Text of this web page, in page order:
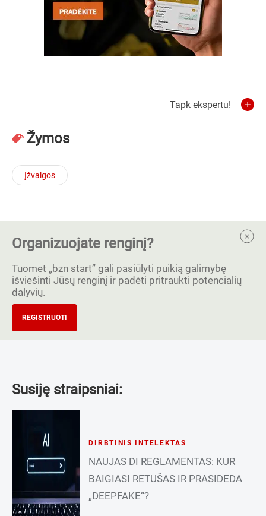
Tapk ekspertu!
Žymos
Įžvalgos
Organizuojate renginį?
Tuomet „bzn start” gali pasiūlyti puikią galimybę
išviešinti Jūsų renginį ir padėti pritraukti potencialių
dalyvių.
REGISTRUOTI
Susiję straipsniai:
DIRBTINIS INTELEKTAS
NAUJAS DI REGLAMENTAS: KUR
BAIGIASI RETUŠAS IR PRASIDEDA
„DEEPFAKE“?